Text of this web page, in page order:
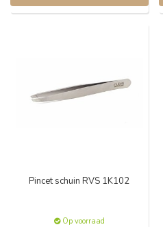
Pincet schuin RVS 1K102
Op voorraad